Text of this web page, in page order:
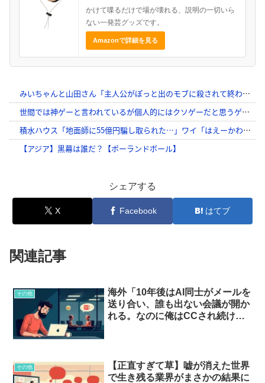
かけて喋るだけで場が壊れる、説明の一切いら
ない一発芸グッズです。
Amazonで詳細を見る
シェアする
X Facebook はてブ
関連記事
その他
海外「10年後はAI同士がメールを
送り合い、誰も出ない会議が開か
れる。なのに俺はCCされ続け
その他
【正直すぎて草】嘘が消えた世界
で生き残る業界がまさかの結果に